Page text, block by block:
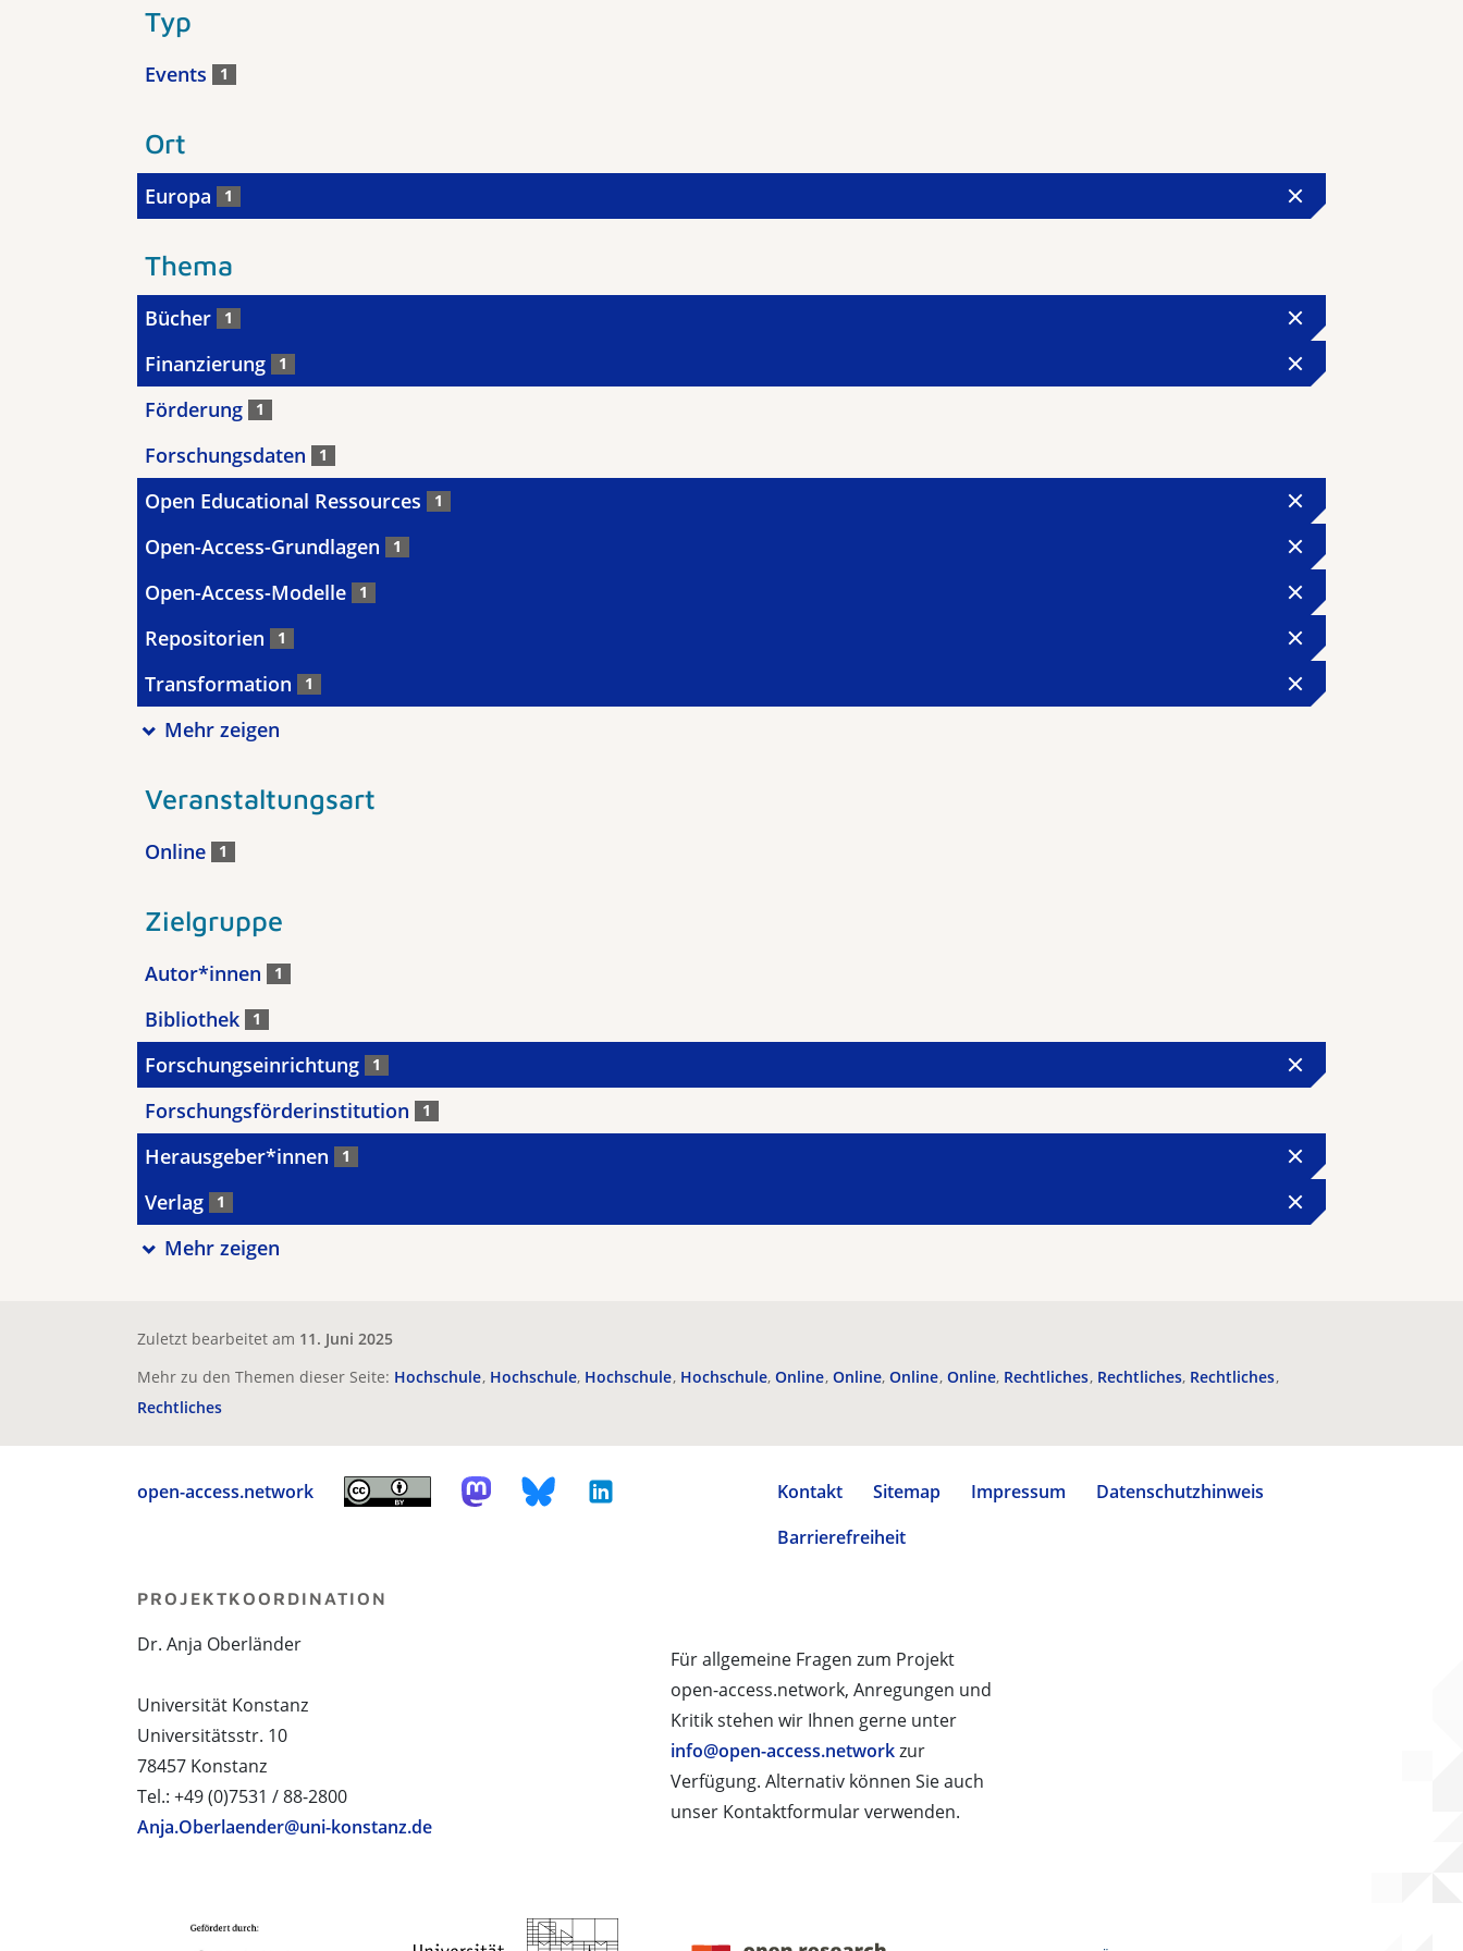
Typ
Events 1
Ort
Europa 1
Thema
Bücher 1
Finanzierung 1
Förderung 1
Forschungsdaten 1
Open Educational Ressources 1
Open-Access-Grundlagen 1
Open-Access-Modelle 1
Repositorien 1
Transformation 1
Mehr zeigen
Veranstaltungsart
Online 1
Zielgruppe
Autor*innen 1
Bibliothek 1
Forschungseinrichtung 1
Forschungsförderinstitution 1
Herausgeber*innen 1
Verlag 1
Mehr zeigen
Zuletzt bearbeitet am 11. Juni 2025
Mehr zu den Themen dieser Seite: Hochschule Hochschule Hochschule Hochschule Online Online Online Online Rechtliches Rechtliches Rechtliches
Rechtliches
open-access.network Kontakt Sitemap Impressum
Datenschutzhinweis
Barrierefreiheit
Für allgemeine Fragen zum Projekt
open-access.network, Anregungen und
Kritik stehen wir Ihnen gerne unter
info@open-access.networkzur
Verfügung. Alternativ können Sie auch
unser Kontaktformular verwenden.
PROJEKTKOORDINATION
Dr. Anja Oberländer
Universität Konstanz
Universitätsstr. 10
78457 Konstanz
Tel.: +49 (0)7531 / 88-2800
Anja.Oberlaender@uni-konstanz.de